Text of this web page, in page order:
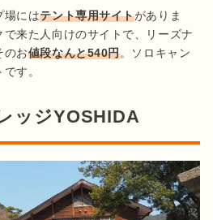
場にはテント専用サイトがありま
来た人向けのサイトで、リーズナ
のお値段なんと540円。ソロキャン
す。
ッジYOSHIDA